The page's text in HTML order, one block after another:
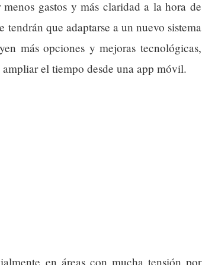
gastos y más claridad a la hora de
que adaptarse a un nuevo sistema
más opciones y mejoras tecnológicas,
el tiempo desde una app móvil.
en áreas con mucha tensión por